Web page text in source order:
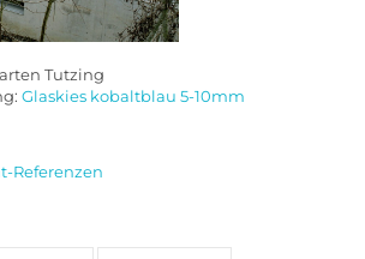
Tutzing
Glaskies kobaltblau 5-10mm
Referenzen